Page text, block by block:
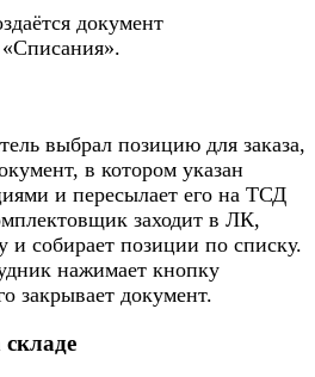
документ
выбрал позицию для заказа,
в котором указан
и пересылает его на ТСД
заходит в ЛК,
и собирает позиции по списку.
нажимает кнопку
закрывает документ.